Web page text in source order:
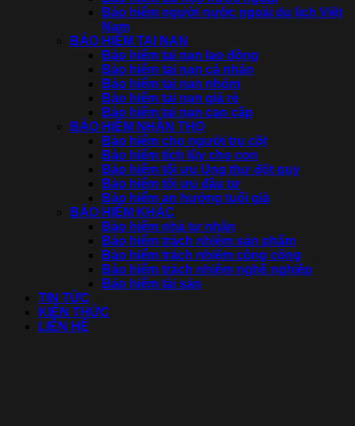
Bảo hiểm người nước ngoài du lịch Việt
Nam
BẢO HIỂM TAI NẠN
Bảo hiểm tai nạn lao động
Bảo hiểm tai nạn cá nhân
Bảo hiểm tai nạn nhóm
Bảo hiểm tai nạn giá rẻ
Bảo hiểm tai nạn cao cấp
BẢO HIỂM NHÂN THỌ
Bảo hiểm cho người trụ cột
Bảo hiểm tích lũy cho con
Bảo hiểm tối ưu Ung thư đột quỵ
Bảo hiểm tối ưu đầu tư
Bảo hiểm an hưởng tuổi già
BẢO HIỂM KHÁC
Bảo hiểm nhà tư nhân
Bảo hiểm trách nhiệm sản phẩm
Bảo hiểm trách nhiệm công cộng
Bảo hiểm trách nhiệm nghề nghiệp
Bảo hiểm tài sản
TIN TỨC
KIẾN THỨC
LIÊN HỆ